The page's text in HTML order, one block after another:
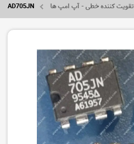
تقویت کننده خطی - آپ امپ ها AD705JN